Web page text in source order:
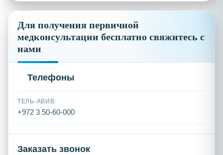
Для получения первичной
медконсультации бесплатно свяжитесь с
нами
Телефоны
ТЕЛЬ-АВИВ:
+972 3 50-60-000
Заказать звонок